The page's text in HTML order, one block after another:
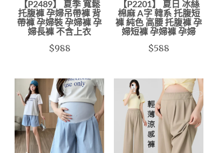
【P2489】 夏季 寬鬆
托腹褲 孕婦吊帶褲 背
帶褲 孕婦裝 孕婦褲 孕
婦長褲 不含上衣
$988
【P2201】 夏日 冰絲
棉麻 A字 韓系 托腹短
褲 純色 高腰 托腹褲 孕
婦短褲 孕婦褲 孕婦
$588